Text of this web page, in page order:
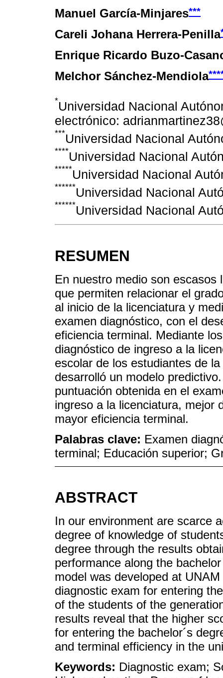
Manuel García-Minjares***
Careli Johana Herrera-Penilla
Enrique Ricardo Buzo-
Melchor Sánchez-Mendiola
*Universidad Nacional
electrónico:
***Universidad Nacional
****Universidad Nacional
*****Universidad Nacional
******Universidad Nacional
******Universidad Nacional
RESUMEN
En nuestro medio son escasos
que permiten relacionar el
al inicio de la licenciatura y
examen diagnóstico, con el
eficiencia terminal. Mediante
diagnóstico de ingreso a la
escolar de los estudiantes de
desarrolló un modelo
puntuación obtenida en el
ingreso a la licenciatura, mejor
mayor eficiencia terminal.
Palabras clave: Examen
terminal; Educación superior;
ABSTRACT
In our environment are scarce
degree of knowledge of
degree through the results
performance along the
model was developed at
diagnostic exam for entering
of the students of the
results reveal that the higher
for entering the bachelor´s
and terminal efficiency in the
Keywords: Diagnostic exam;